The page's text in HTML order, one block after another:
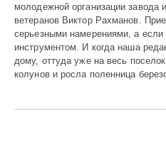
молодежной организации завода
ветеранов Виктор Рахманов.
серьезными намерениями, а
инструментом. И когда наша
дому, оттуда уже на весь
колунов и росла поленница